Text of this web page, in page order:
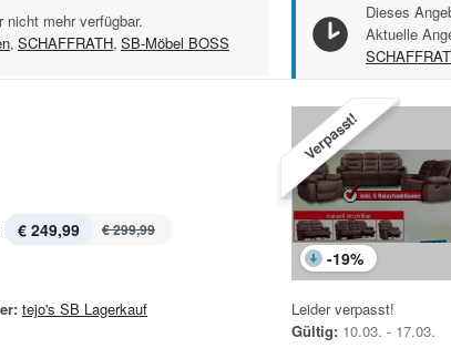
mehr verfügbar.
, SCHAFFRATH, SB-Möbel BOSS
Dieses
Aktuelle
€ 249,99 € 299,99
tejo's SB Lagerkauf
Verpasst!
-19%
Leider verpasst!
Gültig: 10.03. - 17.03.